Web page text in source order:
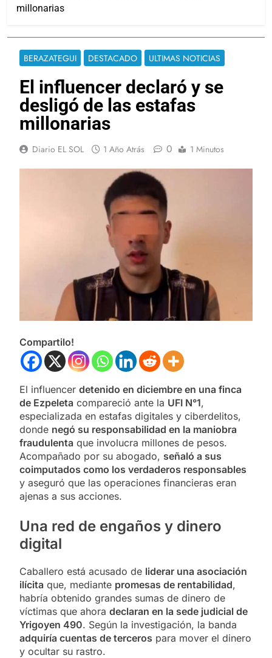
millonarias
BERAZATEGUI DESTACADO ULTIMAS NOTICIAS
El influencer declaró y se
desligó de las estafas
millonarias
Diario EL SOL 1 Año Atrás 0 1 Minutos
Compartilo!
El influencer detenido en diciembre en una finca
de Ezpeleta compareció ante la UFI N°1,
especializada en estafas digitales y ciberdelitos,
donde negó su responsabilidad en la maniobra
fraudulenta que involucra millones de pesos.
Acompañado por su abogado, señaló a sus
coimputados como los verdaderos responsables
y aseguró que las operaciones financieras eran
ajenas a sus acciones.
Una red de engaños y dinero
digital
Caballero está acusado de liderar una asociación
ilícita que, mediante promesas de rentabilidad,
habría obtenido grandes sumas de dinero de
víctimas que ahora declaran en la sede judicial de
Yrigoyen 490. Según la investigación, la banda
adquiría cuentas de terceros para mover el dinero
y ocultar su rastro.